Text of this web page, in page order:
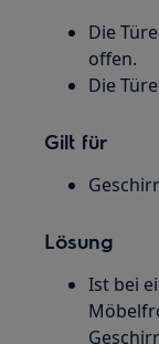
Die
offen.
Die
Gilt für
Lösung
Ist bei